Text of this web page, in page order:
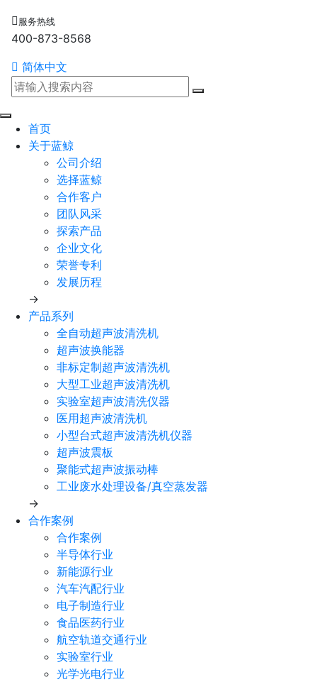
服务热线
400-873-8568
简体中文
首页
关于蓝鲸
公司介绍
选择蓝鲸
合作客户
团队风采
探索产品
企业文化
荣誉专利
发展历程
→
产品系列
全自动超声波清洗机
超声波换能器
非标定制超声波清洗机
大型工业超声波清洗机
实验室超声波清洗仪器
医用超声波清洗机
小型台式超声波清洗机仪器
超声波震板
聚能式超声波振动棒
工业废水处理设备/真空蒸发器
→
合作案例
合作案例
半导体行业
新能源行业
汽车汽配行业
电子制造行业
食品医药行业
航空轨道交通行业
实验室行业
光学光电行业